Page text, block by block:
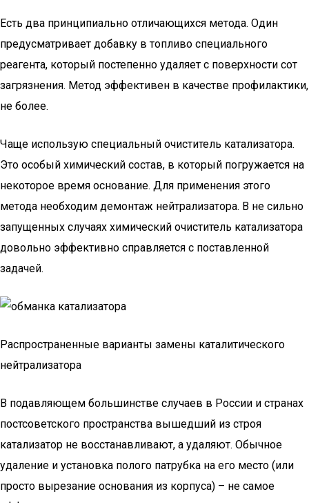
Есть два принципиально отличающихся метода. Один
предусматривает добавку в топливо специального
реагента, который постепенно удаляет с поверхности сот
загрязнения. Метод эффективен в качестве профилактики,
не более.
Чаще использую специальный очиститель катализатора.
Это особый химический состав, в который погружается на
некоторое время основание. Для применения этого
метода необходим демонтаж нейтрализатора. В не сильно
запущенных случаях химический очиститель катализатора
довольно эффективно справляется с поставленной
задачей.
Распространенные варианты замены каталитического
нейтрализатора
В подавляющем большинстве случаев в России и странах
постсоветского пространства вышедший из строя
катализатор не восстанавливают, а удаляют. Обычное
удаление и установка полого патрубка на его место (или
просто вырезание основания из корпуса) – не самое